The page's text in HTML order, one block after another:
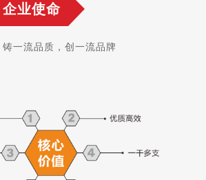
企业使命
铸一流品质，创一流品牌